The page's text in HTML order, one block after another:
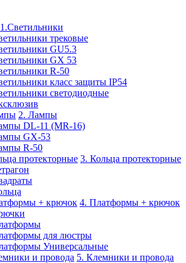
1.Светильники
трековые
GU5.3
GX 53
R-50
класс защиты IP54
светодиодные
2. Лампы
DL-11 (MR-16)
GX-53
R-50
3. Кольца протекторные
4. Платформы + крючок
для люстры
Универсальные
5. Клемники и провода